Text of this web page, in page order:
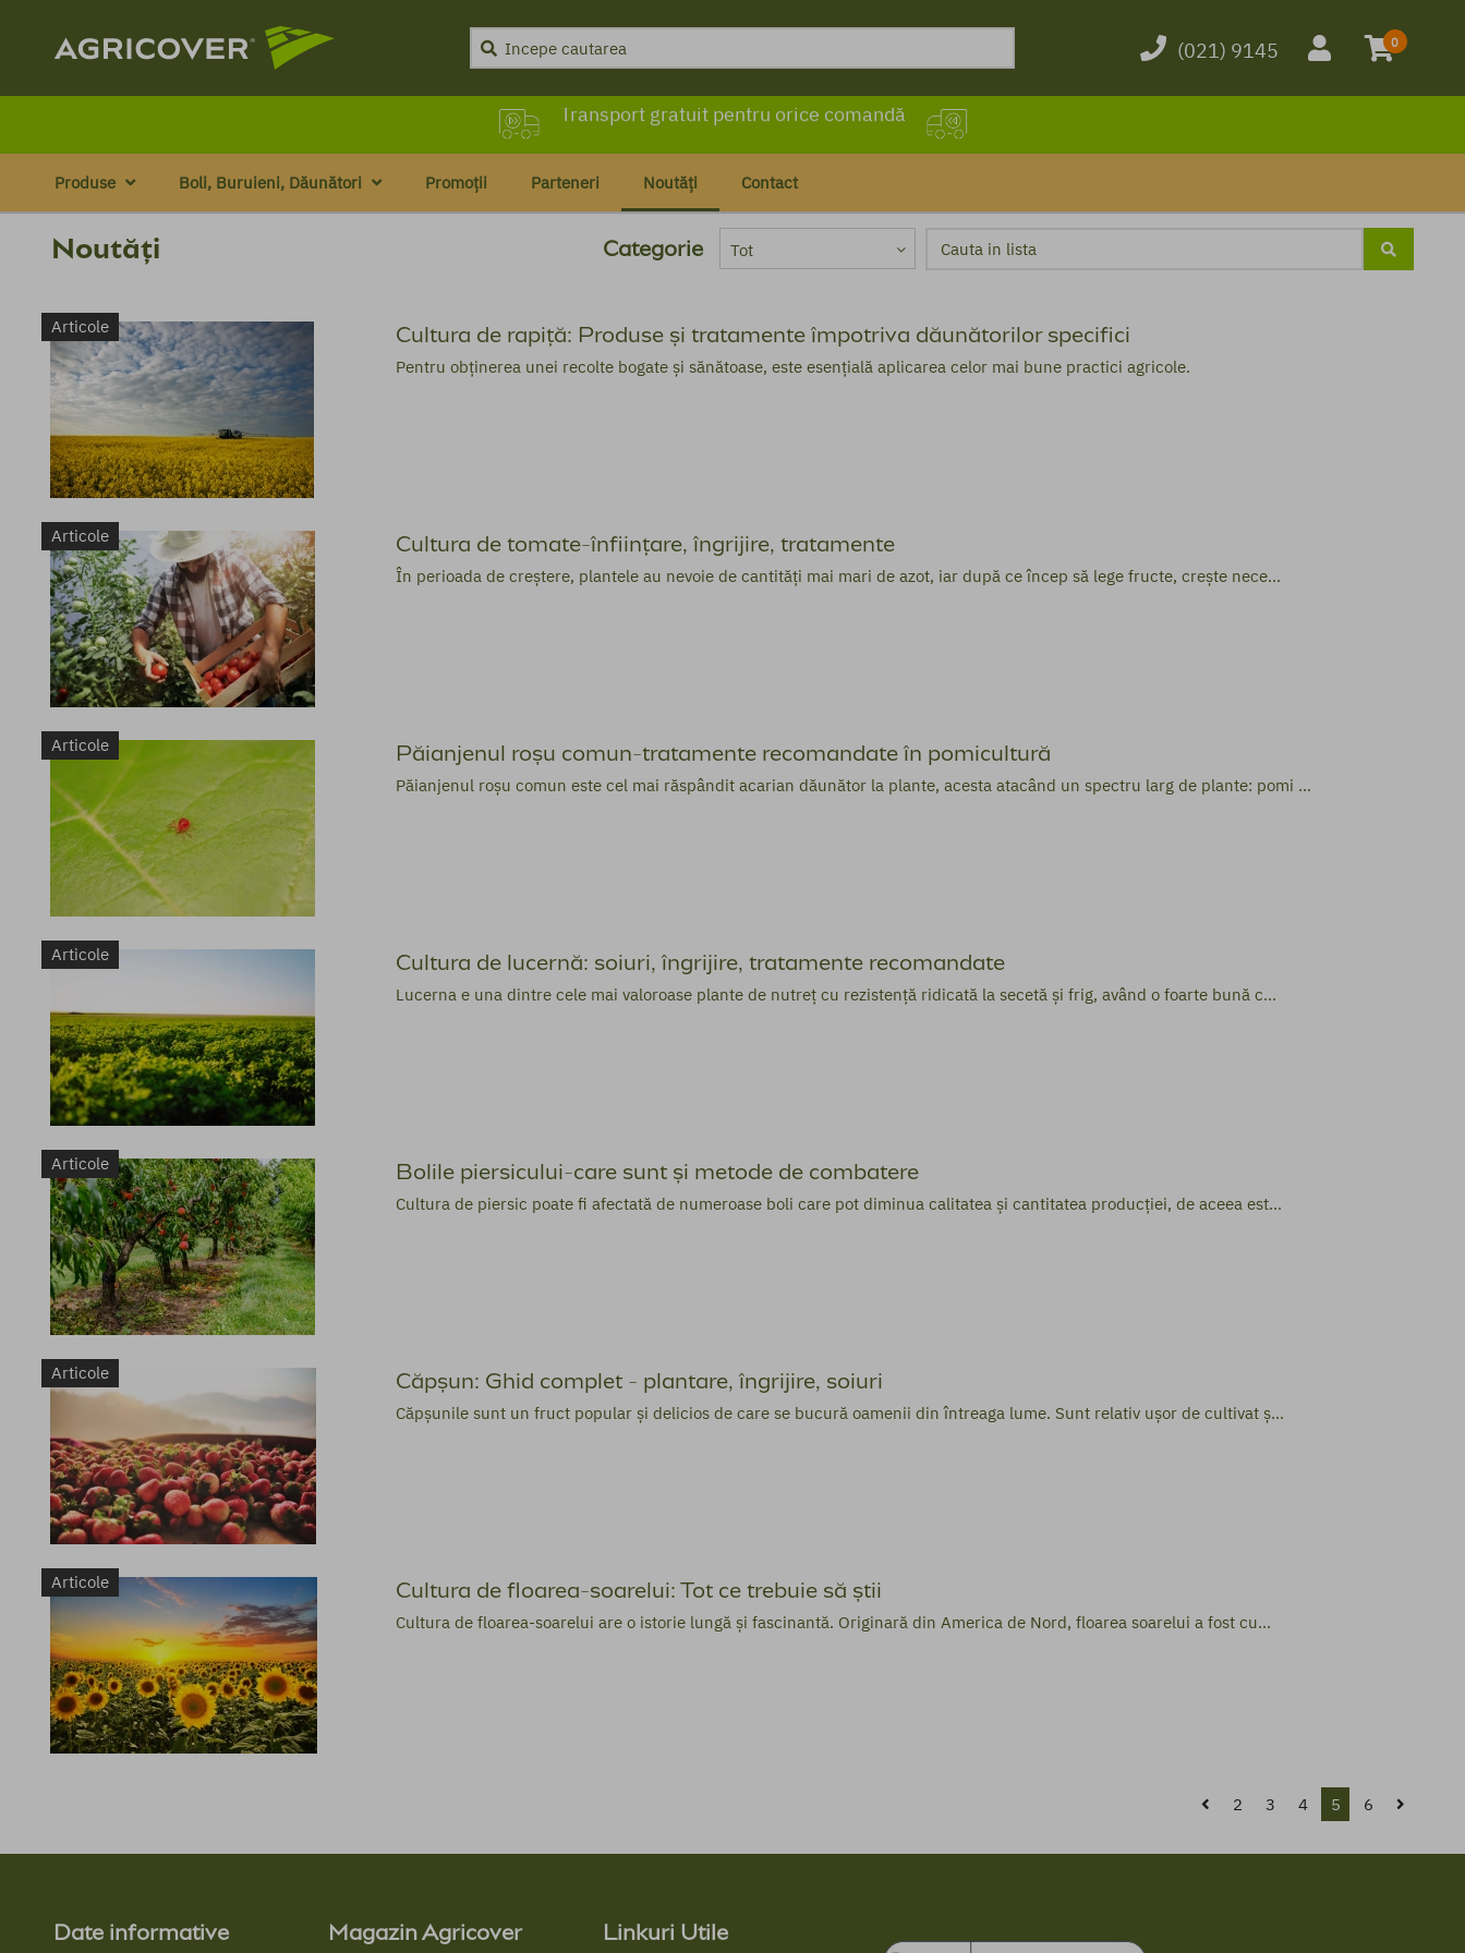
(021) 9145 0
Transport gratuit pentru orice comandă
Produse Boli, Buruieni, Dăunători Promoții Parteneri Noutăți Contact
Noutăți Categorie Tot
Articole Cultura de rapiță: Produse și tratamente împotriva dăunătorilor specifici
Pentru obținerea unei recolte bogate și sănătoase, este esențială aplicarea celor mai bune practici agricole.
Articole Cultura de tomate-înființare, îngrijire, tratamente
În perioada de creștere, plantele au nevoie de cantități mai mari de azot, iar după ce încep să lege fructe, crește nece...
Articole Păianjenul roșu comun-tratamente recomandate în pomicultură
Păianjenul roșu comun este cel mai răspândit acarian dăunător la plante, acesta atacând un spectru larg de plante: pomi ...
Articole Cultura de lucernă: soiuri, îngrijire, tratamente recomandate
Lucerna e una dintre cele mai valoroase plante de nutreț cu rezistență ridicată la secetă și frig, având o foarte bună c...
Articole Bolile piersicului-care sunt și metode de combatere
Cultura de piersic poate fi afectată de numeroase boli care pot diminua calitatea și cantitatea producției, de aceea est...
Articole Căpșun: Ghid complet - plantare, îngrijire, soiuri
Căpșunile sunt un fruct popular și delicios de care se bucură oamenii din întreaga lume. Sunt relativ ușor de cultivat ș...
Articole Cultura de floarea-soarelui: Tot ce trebuie să știi
Cultura de floarea-soarelui are o istorie lungă și fascinantă. Originară din America de Nord, floarea soarelui a fost cu...
2 3 4 5 6
Date informative Magazin Agricover Linkuri Utile